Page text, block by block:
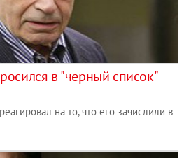
в "черный список"
на то, что его зачислили в